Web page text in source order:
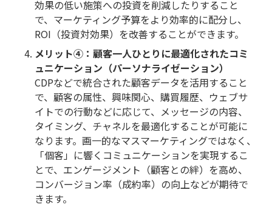
効果の低い施策への投資を削減したりすること
で、マーケティング予算をより効率的に配分し、
ROI（投資対効果）を改善することができます。
メリット④：顧客一人ひとりに最適化されたコミ
ュニケーション（パーソナライゼーション）
CDPなどで統合された顧客データを活用すること
で、顧客の属性、興味関心、購買履歴、ウェブサ
イトでの行動などに応じて、メッセージの内容、
タイミング、チャネルを最適化することが可能に
なります。画一的なマスマーケティングではなく、
「個客」に響くコミュニケーションを実現するこ
とで、エンゲージメント（顧客との絆）を高め、
コンバージョン率（成約率）の向上などが期待で
きます。